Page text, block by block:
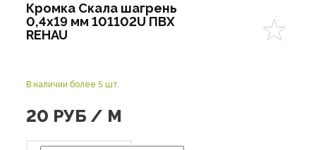
Кромка Скала шагрень
0,4х19 мм 101102U ПВХ
REHAU
В наличии более 5 шт.
20 РУБ / М